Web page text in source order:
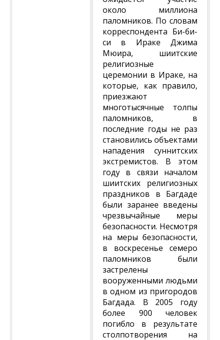
около миллиона
паломников. По словам
корреспондента Би-би-
си в Ираке Джима
Мюира, шиитские
религиозные
церемонии в Ираке, на
которые, как правило,
приезжают
многотысячные толпы
паломников, в
последние годы не раз
становились объектами
нападения суннитских
экстремистов. В этом
году в связи началом
шиитских религиозных
праздников в Багдаде
были заранее введены
чрезвычайные меры
безопасности. Несмотря
на меры безопасности,
в воскресенье семеро
паломников были
застрелены
вооруженными людьми
в одном из пригородов
Багдада. В 2005 году
более 900 человек
погибло в результате
столпотворения на